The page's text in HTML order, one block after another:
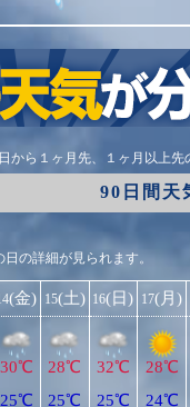
から１ヶ月先、１ヶ月以上先
90日間天
の詳細が見られます。
(金)
30℃
25℃
15(土)
28℃
25℃
16(日)
32℃
25℃
17(月)
28℃
24℃